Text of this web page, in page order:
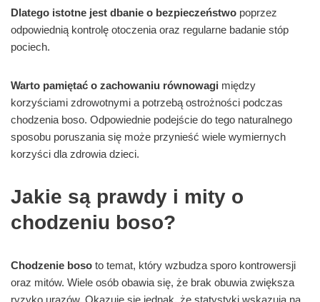
Dlatego istotne jest dbanie o bezpieczeństwo poprzez
odpowiednią kontrolę otoczenia oraz regularne badanie stóp
pociech.
Warto pamiętać o zachowaniu równowagi między
korzyściami zdrowotnymi a potrzebą ostrożności podczas
chodzenia boso. Odpowiednie podejście do tego naturalnego
sposobu poruszania się może przynieść wiele wymiernych
korzyści dla zdrowia dzieci.
Jakie są prawdy i mity o
chodzeniu boso?
Chodzenie boso to temat, który wzbudza sporo kontrowersji
oraz mitów. Wiele osób obawia się, że brak obuwia zwiększa